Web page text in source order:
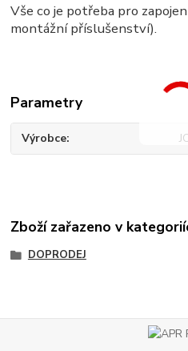
Vše co je potřeba pro
montážní příslušenství).
Parametry
Výrobce
Zboží zařazeno v
DOPRODEJ